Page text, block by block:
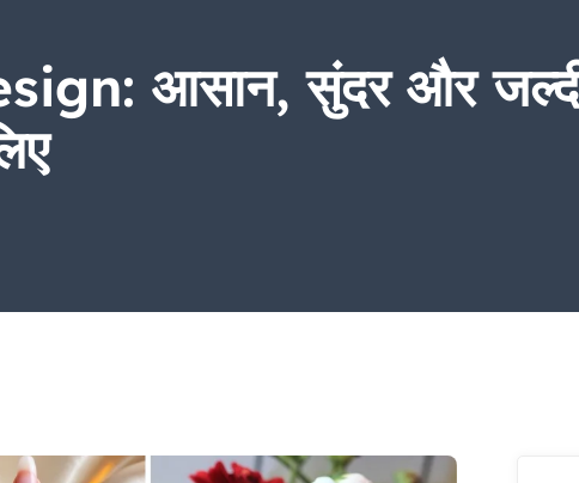
आसान, सुंदर और जल्दी